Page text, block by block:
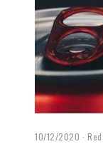
10/12/2020